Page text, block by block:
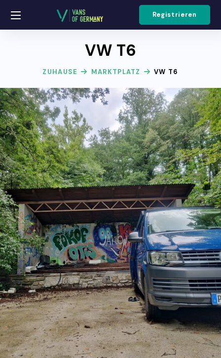
Registrieren
VW T6
ZUHAUSE MARKTPLATZ VW T6